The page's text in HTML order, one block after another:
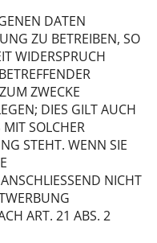
DATEN
ZU BETREIBEN, SO
WIDERSPRUCH
ZWECKE
DIES GILT AUCH
MIT SOLCHER
STEHT. WENN SIE
NICHT
ART. 21 ABS. 2